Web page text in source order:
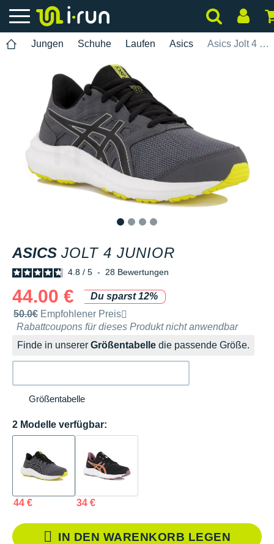
Jungen Schuhe Laufen Asics Asics Jolt 4 Junior
ASICS JOLT 4 JUNIOR
4.8 / 5 - 28 Bewertungen
44.00 €
Du sparst 12%
Unverbindliche Preisempfehlung der Marke
50.0€ Empfohlener Preis
Rabattcoupons für dieses Produkt nicht anwendbar
Finde in unserer Größentabelle die passende Größe.
Größentabelle
2 Modelle verfügbar:
44 € 34 €
IN DEN WARENKORB LEGEN